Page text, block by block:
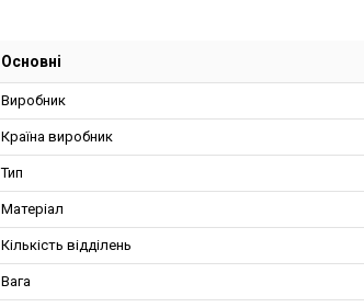
Основні
Виробник
Країна виробник
Тип
Матеріал
Кількість відділень
Вага